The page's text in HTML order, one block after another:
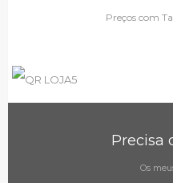
Preços com
Precisa
Os